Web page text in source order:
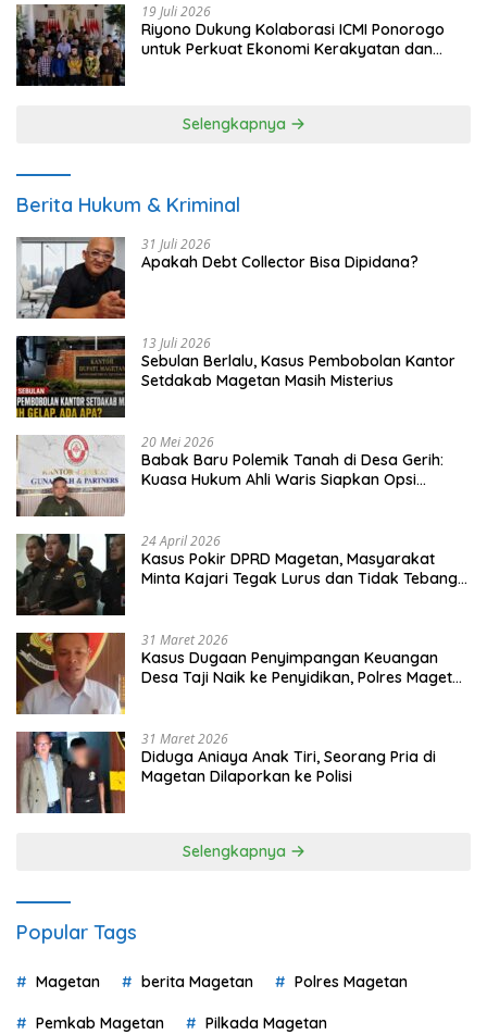
19 Juli 2026
Riyono Dukung Kolaborasi ICMI Ponorogo
untuk Perkuat Ekonomi Kerakyatan dan
Selengkapnya
Berita Hukum & Kriminal
31 Juli 2026
Apakah Debt Collector Bisa Dipidana?
13 Juli 2026
Sebulan Berlalu, Kasus Pembobolan Kantor
Setdakab Magetan Masih Misterius
20 Mei 2026
Babak Baru Polemik Tanah di Desa Gerih:
Kuasa Hukum Ahli Waris Siapkan Opsi
24 April 2026
Kasus Pokir DPRD Magetan, Masyarakat
Minta Kajari Tegak Lurus dan Tidak Tebang
31 Maret 2026
Kasus Dugaan Penyimpangan Keuangan
Desa Taji Naik ke Penyidikan, Polres Magetan
31 Maret 2026
Diduga Aniaya Anak Tiri, Seorang Pria di
Magetan Dilaporkan ke Polisi
Selengkapnya
Popular Tags
Magetan berita Magetan Polres Magetan
Pemkab Magetan Pilkada Magetan